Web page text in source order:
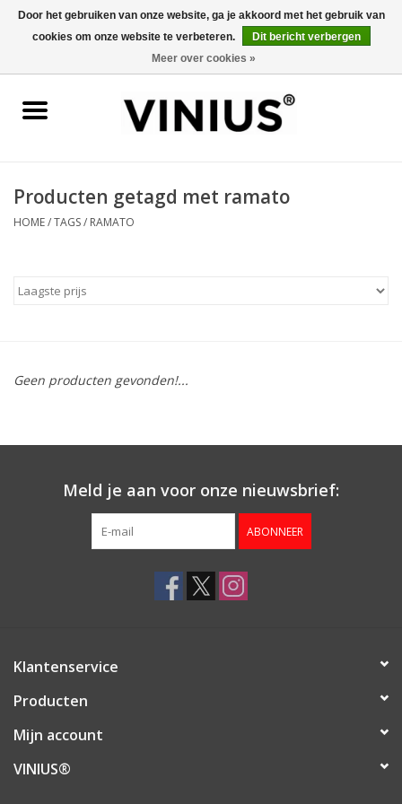
0 Artikelen - €0,00
Wijn per kleur/soort
Wijnproeverij
Wijnhuizen
Producten getagd met ramato
HOME/TAGS/ RAMATO
Geen producten gevonden!...
Meld je aan voor onze nieuwsbrief:
ABONNEER
Klantenservice
Producten
Mijn account
VINIUS®
Door het gebruiken van onze website, ga je akkoord met het gebruik van
cookies om onze website te verbeteren.
Dit bericht verbergen
Meer over cookies »